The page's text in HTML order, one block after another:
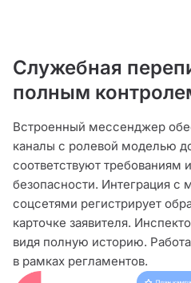
Служебная
полным
Встроенный мессенджер
каналы с ролевой моделью
соответствуют требованиям
безопасности. Интеграция
соцсетями регистрирует
карточке заявителя.
видя полную историю.
в рамках регламентов.